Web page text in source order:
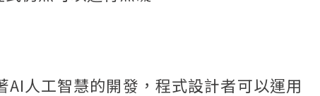
人工智慧的開發，程式設計者可以運用